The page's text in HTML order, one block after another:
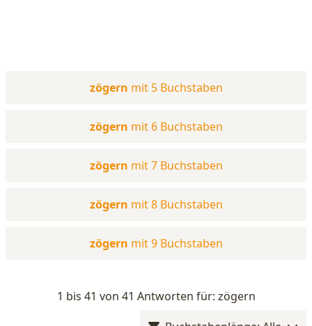
zögern mit 5 Buchstaben
zögern mit 6 Buchstaben
zögern mit 7 Buchstaben
zögern mit 8 Buchstaben
zögern mit 9 Buchstaben
1 bis 41 von 41 Antworten für: zögern